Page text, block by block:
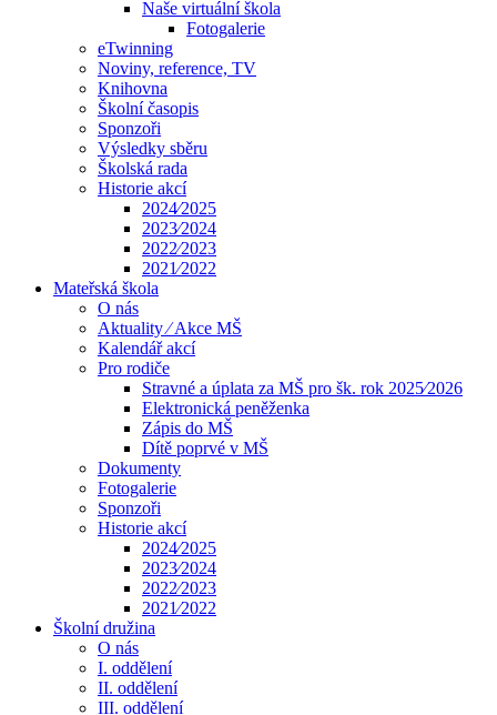
Naše virtuální škola
Fotogalerie
eTwinning
Noviny, reference, TV
Knihovna
Školní časopis
Sponzoři
Výsledky sběru
Školská rada
Historie akcí
2024⁄2025
2023⁄2024
2022⁄2023
2021⁄2022
Mateřská škola
O nás
Aktuality ⁄ Akce MŠ
Kalendář akcí
Pro rodiče
Stravné a úplata za MŠ pro šk. rok 2025⁄2026
Elektronická peněženka
Zápis do MŠ
Dítě poprvé v MŠ
Dokumenty
Fotogalerie
Sponzoři
Historie akcí
2024⁄2025
2023⁄2024
2022⁄2023
2021⁄2022
Školní družina
O nás
I. oddělení
II. oddělení
III. oddělení